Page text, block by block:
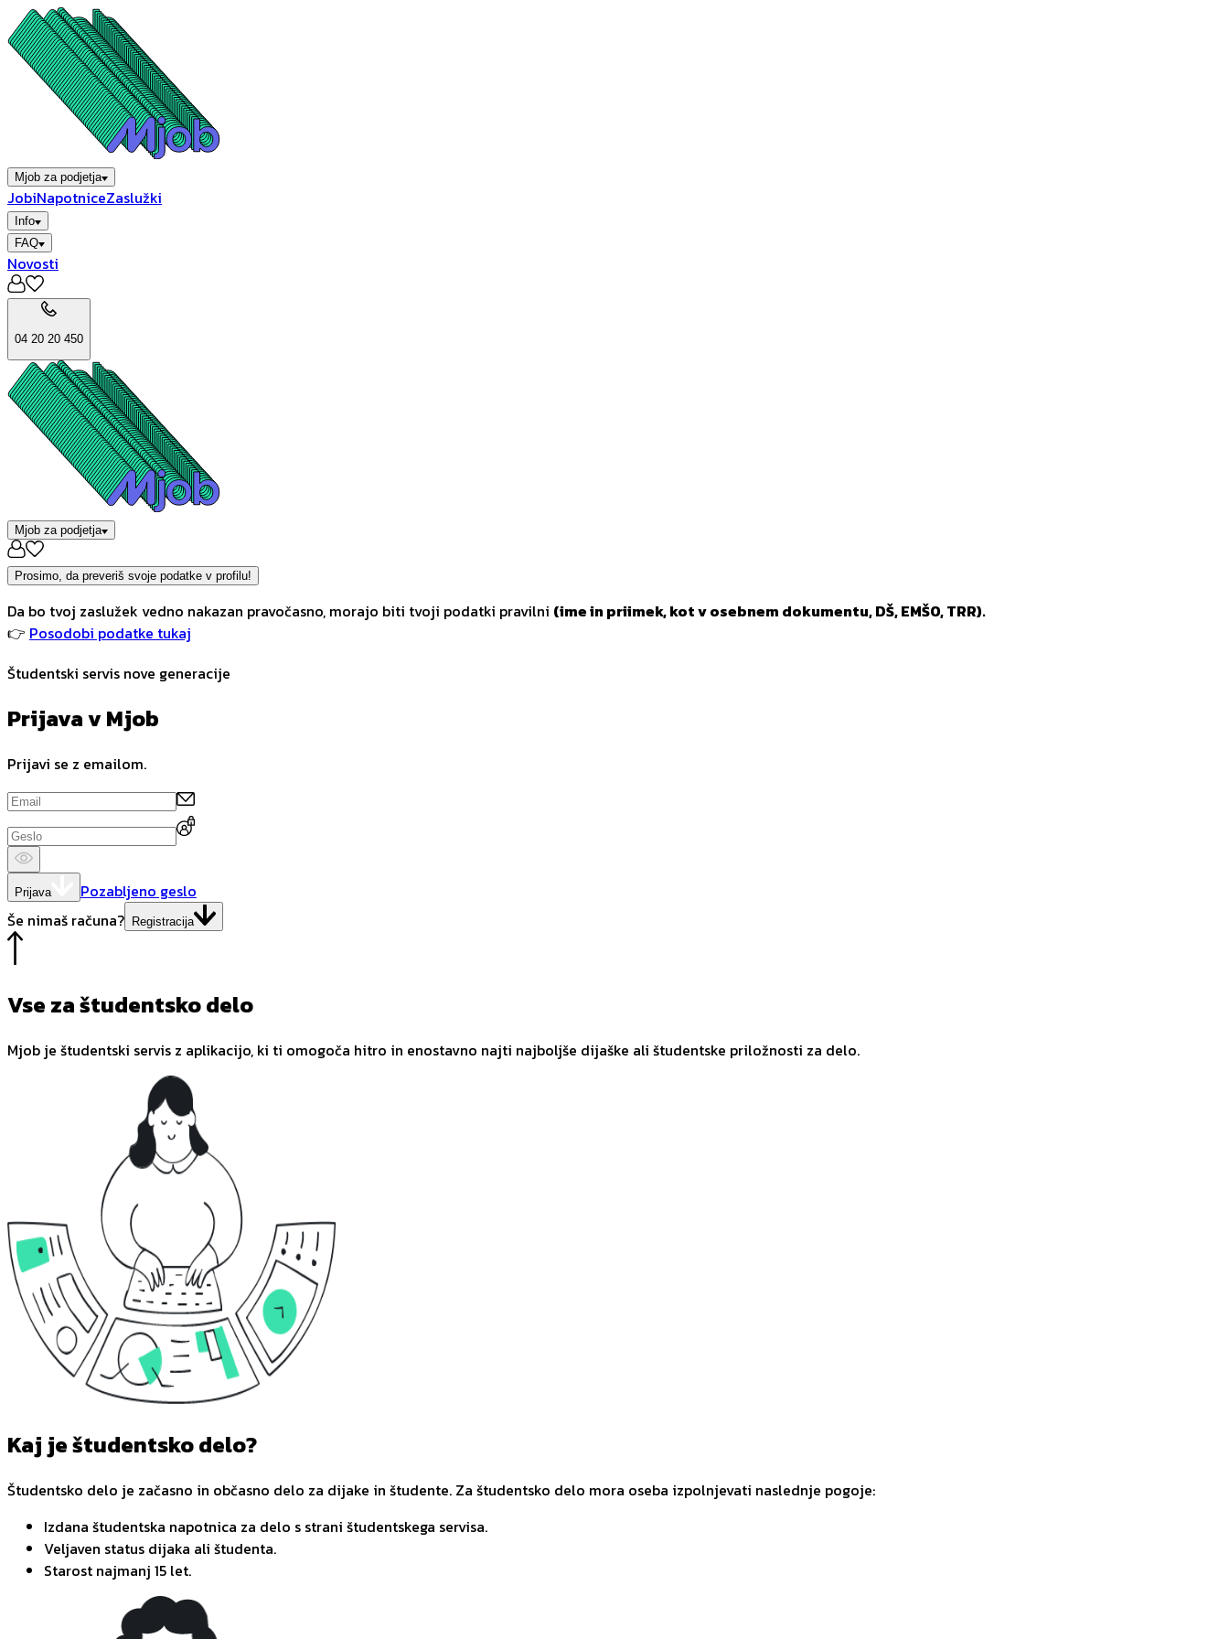
Mjob za podjetja
JobiNapotniceZaslužki
Info
FAQ
Novosti
04 20 20 450
Mjob za podjetja
Prosimo, da preveriš svoje podatke v profilu!
Da bo tvoj zaslužek vedno nakazan pravočasno, morajo biti tvoji podatki pravilni (ime in priimek, kot v osebnem dokumentu, DŠ, EMŠO, TRR).
👉 Posodobi podatke tukaj
Študentski servis nove generacije
Prijava v Mjob
Prijavi se z emailom.
Prijava
Pozabljeno geslo
Še nimaš računa? Registracija
Vse za študentsko delo
Mjob je študentski servis z aplikacijo, ki ti omogoča hitro in enostavno najti najboljše dijaške ali študentske priložnosti za delo.
Kaj je študentsko delo?
Študentsko delo je začasno in občasno delo za dijake in študente. Za študentsko delo mora oseba izpolnjevati naslednje pogoje:
Izdana študentska napotnica za delo s strani študentskega servisa.
Veljaven status dijaka ali študenta.
Starost najmanj 15 let.